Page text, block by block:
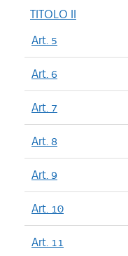
TITOLO II
Art. 5
Art. 6
Art. 7
Art. 8
Art. 9
Art. 10
Art. 11